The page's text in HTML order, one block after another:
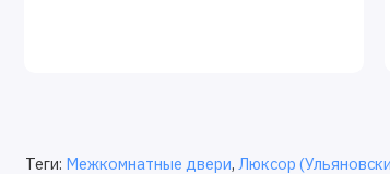
Теги: Межкомнатные двери, Люксор